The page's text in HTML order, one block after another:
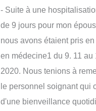
- Suite à une
de 9 jours pour mon
nous avons étaient pris
en médecine1 du 9. 11 au
2020. Nous tenions à
le personnel soignant qui
d'une bienveillance